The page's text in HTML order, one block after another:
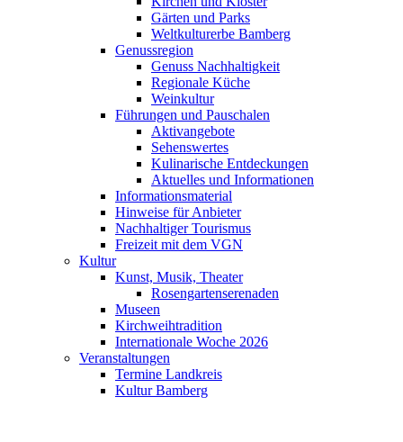
Gärten und Parks
Weltkulturerbe Bamberg
Genussregion
Genuss Nachhaltigkeit
Regionale Küche
Weinkultur
Führungen und Pauschalen
Aktivangebote
Sehenswertes
Kulinarische Entdeckungen
Aktuelles und Informationen
Informationsmaterial
Hinweise für Anbieter
Nachhaltiger Tourismus
Freizeit mit dem VGN
Kultur
Kunst, Musik, Theater
Rosengartenserenaden
Museen
Kirchweihtradition
Internationale Woche 2026
Veranstaltungen
Termine Landkreis
Kultur Bamberg